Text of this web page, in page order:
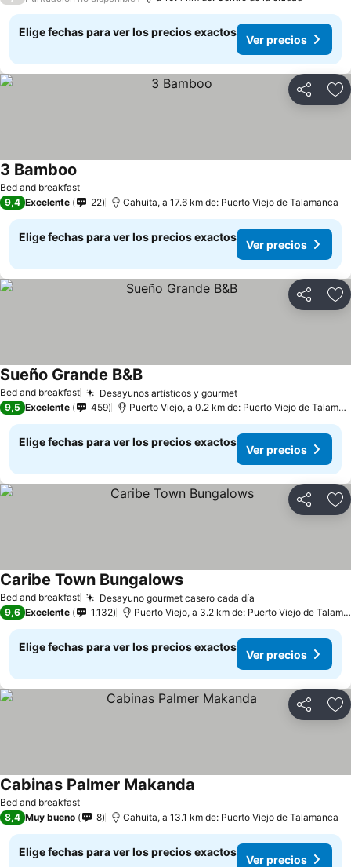
Elige fechas para ver los precios exactos
Ver precios
Compartir
Bed and breakfast
3 Bamboo
9,4 Excelente 22 Cahuita, a 17.6 km de: Puerto Viejo de Talamanca
Elige fechas para ver los precios exactos
Ver precios
Compartir
Bed and breakfast Desayunos artísticos y gourmet
Sueño Grande B&B
9,5 Excelente 459 Puerto Viejo, a 0.2 km de: Puerto Viejo de Talamanca
Elige fechas para ver los precios exactos
Ver precios
Compartir
Bed and breakfast Desayuno gourmet casero cada día
Caribe Town Bungalows
9,6 Excelente 1.132 Puerto Viejo, a 3.2 km de: Puerto Viejo de Talamanca
Elige fechas para ver los precios exactos
Ver precios
Compartir
Bed and breakfast
Cabinas Palmer Makanda
8,4 Muy bueno 8 Cahuita, a 13.1 km de: Puerto Viejo de Talamanca
Elige fechas para ver los precios exactos
Ver precios